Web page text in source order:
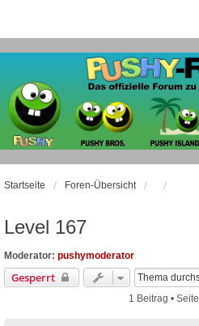
Startseite Foren-Übersicht
Level 167
Moderator: pushymoderator
Gesperrt
1 Beitrag • Seite